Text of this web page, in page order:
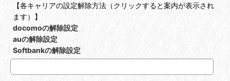
【各キャリアの設定解除方法（クリックすると案内が表示され
ます）】
docomoの解除設定
auの解除設定
Softbankの解除設定